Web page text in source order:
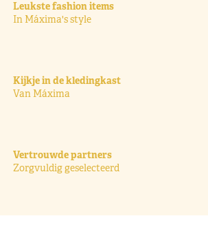
Leukste fashion items
In Máxima's style
Kijkje in de kledingkast
Van Máxima
Vertrouwde partners
Zorgvuldig geselecteerd